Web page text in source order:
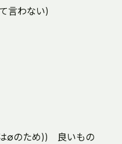
言わない)
∅のため)) 良いもの